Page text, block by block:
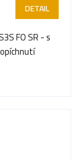
DETAIL
FO SR - s